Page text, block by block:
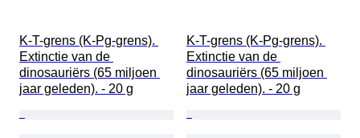
K-T-grens (K-Pg-grens).
Extinctie van de
dinosauriërs (65 miljoen
jaar geleden). - 20 g
K-T-grens (K-Pg-grens).
Extinctie van de
dinosauriërs (65 miljoen
jaar geleden). - 20 g